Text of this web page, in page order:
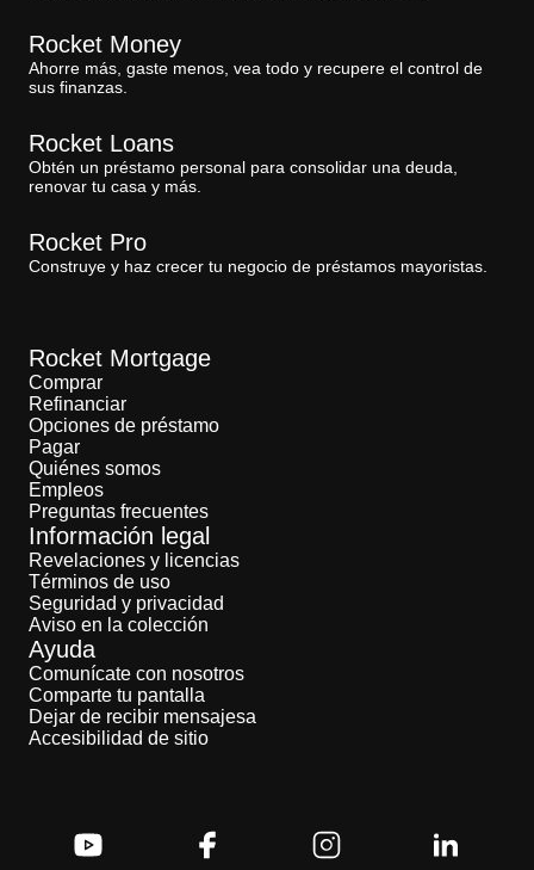
Rocket Money
Ahorre más, gaste menos, vea todo y recupere el control de
sus finanzas.
Rocket Loans
Obtén un préstamo personal para consolidar una deuda,
renovar tu casa y más.
Rocket Pro
Construye y haz crecer tu negocio de préstamos mayoristas.
Rocket Mortgage
Comprar
Refinanciar
Opciones de préstamo
Pagar
Quiénes somos
Empleos
Preguntas frecuentes
Información legal
Revelaciones y licencias
Términos de uso
Seguridad y privacidad
Aviso en la colección
Ayuda
Comunícate con nosotros
Comparte tu pantalla
Dejar de recibir mensajesa
Accesibilidad de sitio